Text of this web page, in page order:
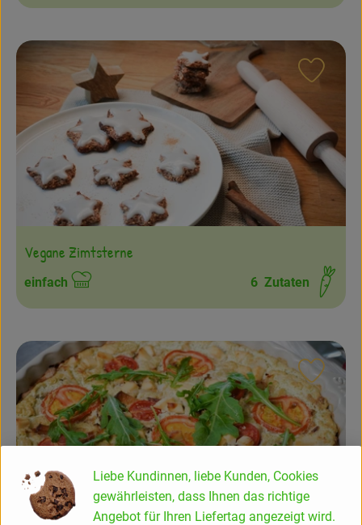
Vegane Zimtsterne
Schwierigkeit:
einfach 6 Zutaten
Liebe Kundinnen, liebe Kunden, Cookies
gewährleisten, dass Ihnen das richtige
Angebot für Ihren Liefertag angezeigt wird.